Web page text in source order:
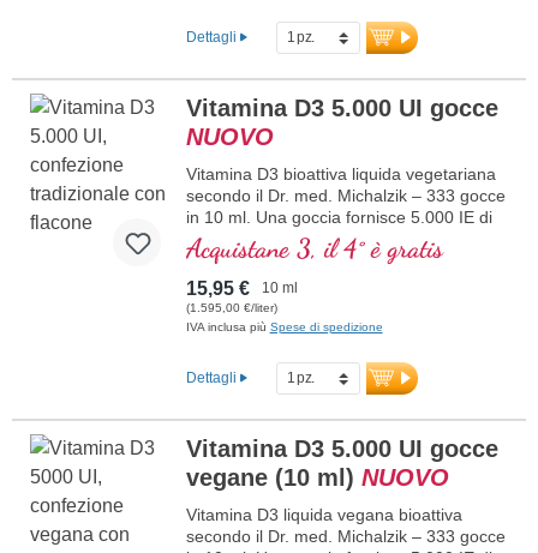
maggiori informazioni su Vitamina
vegana. Disciolta in olio di cocco MCT
protettivo, coltivato senza pesticidi, per
mantenimento di ossa normali,
contribuisce alla normale funzione
sistema immunitario. Prodotto in
Germania senza ingegneria genetica, in
produzione propria controllata attiva da 25
anni, vegano, senza additivi e testato in
laboratorio. Sviluppato da medici.
maggiori informazioni su Vitamina
D3 + K2
Dettagli
Vitamina D3 5.000 UI gocce
NUOVO
Vitamina D3 bioattiva liquida vegetariana
secondo il Dr. med. Michalzik – 333 gocce
in 10 ml. Una goccia fornisce 5.000 IE di
vitamina D3. Massima qualità premium.
Disciolta in olio di cocco MCT protettivo,
coltivato senza pesticidi, per una migliore
biodisponibilità. Questa combinazione
ottimale supporta il mantenimento di ossa
funzione muscolare e alla normale
funzione del sistema immunitario.
controllata attiva da 25 anni, vegetariano,
senza additivi e testato in laboratorio.
Sviluppato da medici.
maggiori informazioni su Vitamina
D3 + K2
Acquistane 3, il 4° è gratis
15,95 € 10 ml
(1.595,00 €/liter)
IVA inclusa più Spese di spedizione
Dettagli
Vitamina D3 5.000 UI gocce
vegane (10 ml) NUOVO
Vitamina D3 liquida vegana bioattiva
secondo il Dr. med. Michalzik – 333 gocce